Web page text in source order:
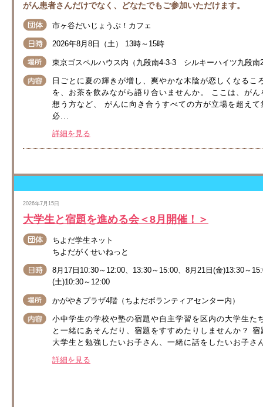
がん患者さんだけでなく、どなたでもご参加いただけます。
市ヶ谷だいじょうぶ！カフェ
2026年8月8日（土） 13時～15時
東京ゴスペルハウス内（九段南4-3-3 シルキーハイツ九段南
日ごとに夏の輝きが増し、爽やかな木陰が恋しくなる
を、お茶を飲みながら語り合いませんか。 ここは、が
想う方など、 がんに向き合うすべての方が立場を超え
必...
詳細を見る
2026年7月15日
大学生と宿題を進める会＜8月開催！＞
ちよだ学生ネット
ちよだがくせいねっと
8月17日10:30～12:00、13:30～15:00、8月21日(金)13:30～
(土)10:30～12:00
かがやきプラザ4階（ちよだボランティアセンター内）
小中学生の学校や塾の宿題や自主学習を区内の大学生
と一緒にあそんだり、宿題をすすめたりしませんか？
大学生と勉強したいお子さん、一緒に話をしたいお子
詳細を見る